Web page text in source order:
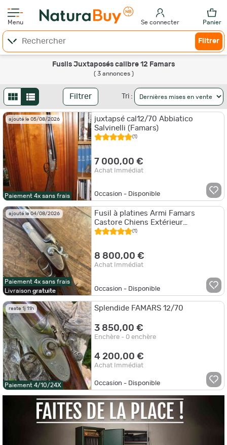
Menu Se connecter Panier
Filtrer
Fusils Juxtaposés calibre 12 Famars
( 3 annonces )
Filtrer Tri :
ajouté le 05/08/2026
Paiement 4x sans frais
juxtapsé cal12/70 Abbiatico
Salvinelli (Famars)
(1)
7 000,00 €
Achat Immédiat
Occasion - Disponible
ajouté le 04/08/2026
Paiement 4x sans frais
Livraison gratuite
Fusil à platines Armi Famars
Castore Chiens Extérieur
Réarmement Automatique cal
(1)
8 800,00 €
Achat Immédiat
Occasion - Disponible
reste 1j 11h
Paiement 4/10/24X
Splendide FAMARS 12/70
3 850,00 €
Enchère - 0 enchère
4 200,00 €
Achat Immédiat
Occasion - Disponible